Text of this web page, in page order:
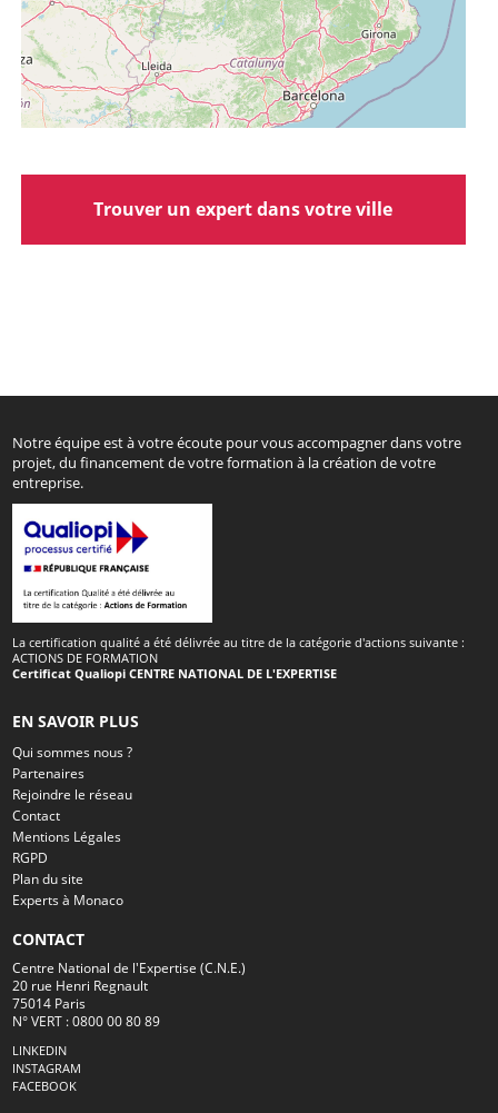
Trouver un expert dans votre ville
Notre équipe est à votre écoute pour vous accompagner dans votre
projet, du financement de votre formation à la création de votre
entreprise.
La certification qualité a été délivrée au titre de la catégorie d'actions suivante :
ACTIONS DE FORMATION
Certificat Qualiopi CENTRE NATIONAL DE L'EXPERTISE
EN SAVOIR PLUS
Qui sommes nous ?
Partenaires
Rejoindre le réseau
Contact
Mentions Légales
RGPD
Plan du site
Experts à Monaco
CONTACT
Centre National de l'Expertise (C.N.E.)
20 rue Henri Regnault
75014 Paris
N° VERT : 0800 00 80 89
LINKEDIN
INSTAGRAM
FACEBOOK